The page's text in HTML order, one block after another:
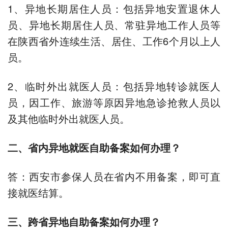
1、异地长期居住人员：包括异地安置退休人
员、异地长期居住人员、常驻异地工作人员等
在陕西省外连续生活、居住、工作6个月以上人
员。
2、临时外出就医人员：包括异地转诊就医人
员，因工作、旅游等原因异地急诊抢救人员以
及其他临时外出就医人员。
二、省内异地就医自助备案如何办理？
答：西安市参保人员在省内不用备案，即可直
接就医结算。
三、跨省异地自助备案如何办理？